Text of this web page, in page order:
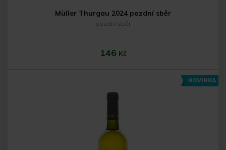
Müller Thurgau 2024 pozdní sběr
pozdní sběr
146 Kč
NOVINKA